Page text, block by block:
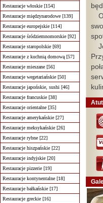
Restauracje włoskie [154]
Restauracje międzynarodowe [139]
Restauracje europejskie [114]
Restauracje śródziemnomorskie [92]
Restauracje staropolskie [69]
Restauracje z kuchnią domową [57]
Restauracje mieszane [56]
Restauracje wegetariańskie [50]
Restauracje japońskie, sushi [46]
Restauracje francuskie [38]
Restauracje orientalne [35]
Restauracje amerykańskie [27]
Restauracje meksykańskie [26]
Restauracje rybne [22]
Restauracje hiszpańskie [22]
Restauracje indyjskie [20]
Restauracje pizzerie [19]
Restauracje kontynentalne [18]
Restauracje bałkańskie [17]
Restauracje greckie [16]